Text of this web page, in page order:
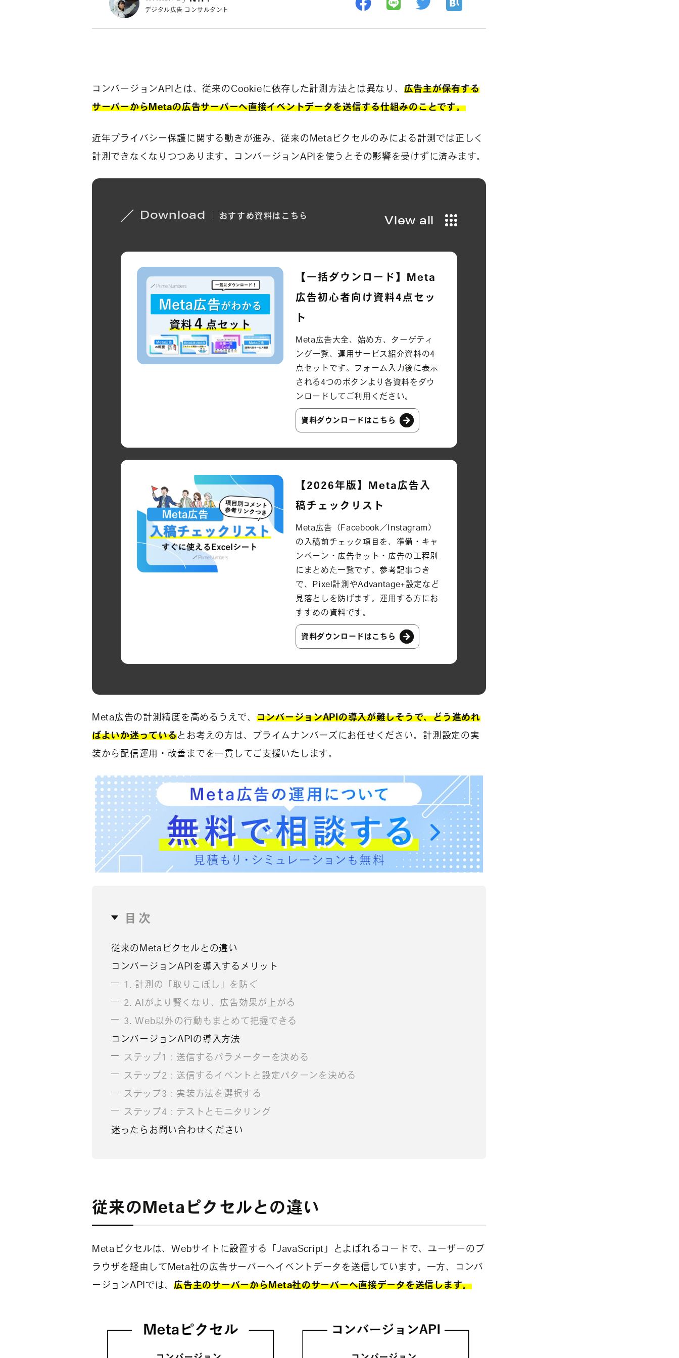
デジタル広告 コンサルタント
コンバージョンAPIとは、従来のCookieに依存した計測方法とは異なり、 広告主が保有する
サーバーからMetaの広告サーバーへ直接イベントデータを送信する仕組みのことです。
近年プライバシー保護に関する動きが進み、従来のMetaピクセルのみによる計測では正しく
計測できなくなりつつあります。コンバージョンAPIを使うとその影響を受けずに済みます。
Download おすすめ資料は こちら View all
【一括ダウンロード】Meta
広告初心者向け資料4点セッ
ト
Meta広告大全、始め方、ターゲティ
ング一覧、運用サービス紹介資料の4
点セットです。フォーム入力後に表示
される4つのボタンより各資料をダウ
ンロードしてご利用ください。
資料ダウンロードはこちら
【2026年版】Meta広告入
稿チェックリスト
Meta広告（Facebook／Instagram）
の入稿前チェック項目を、準備・キャ
ンペーン・広告セット・広告の工程別
にまとめた一覧です。参考記事つき
で、Pixel計測やAdvantage+設定など
見落としを防げます。運用する方にお
すすめの資料です。
資料ダウンロードはこちら
Meta広告の計測精度を高めるうえで、 コンバージョンAPIの導入が難しそうで、どう進めれ
ばよいか迷っているとお考えの方は、プライムナンバーズにお任せください。計測設定の実
装から配信運用・改善までを一貫してご支援いたします。
目次
従来のMetaピクセルとの違い
コンバージョンAPIを導入するメリット
1. 計測の「取りこぼし」を防ぐ
2. AIがより賢くなり、広告効果が上がる
3. Web以外の行動もまとめて把握できる
コンバージョンAPIの導入方法
ステップ1：送信するパラメーターを決める
ステップ2：送信するイベントと設定パターンを決める
ステップ3：実装方法を選択する
ステップ4：テストとモニタリング
迷ったらお問い合わせください
従来のMetaピクセルとの違い
Metaピクセルは、Webサイトに設置する「JavaScript」とよばれるコードで、ユーザーのブ
ラウザを経由してMeta社の広告サーバーへイベントデータを送信しています。一方、コンバ
ージョンAPIでは、広告主のサーバーからMeta社のサーバーへ直接データを送信します。